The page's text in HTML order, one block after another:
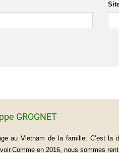
GROGNET
au Vietnam de la famille: C’est
en 2016, nous sommes